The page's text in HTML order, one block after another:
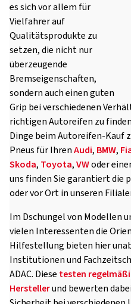
es sich vor allem für
Vielfahrer auf
Qualitätsprodukte zu
setzen, die nicht nur
überzeugende
Bremseigenschaften,
sondern auch einen guten
Grip bei verschiedenen
richtigen Autoreifen zu
Dinge beim Autoreifen-Kauf
Pneus für IhrenAudi, BMW,
Skoda, Toyota,VWoder
uns finden Sie garantiert die
oder vor Ort in unseren
Im Dschungel von Modellen
vielen Interessenten die
Hilfestellung bieten hier
Institutionen und
ADAC. Diese testen
Herstellerund bewerten